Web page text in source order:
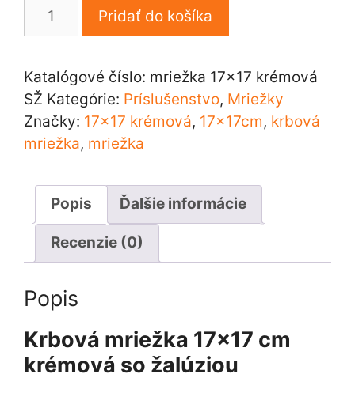
množstvo
17×17
cm
krémová
so
Pridať do košíka
Katalógové číslo: mriežka 17x17 krémová
SŽ Kategórie: Príslušenstvo, Mriežky
Značky: 17x17 krémová, 17x17cm, krbová
mriežka, mriežka
Popis Ďalšie informácie
Recenzie (0)
Popis
Krbová mriežka 17×17 cm
krémová so žalúziou